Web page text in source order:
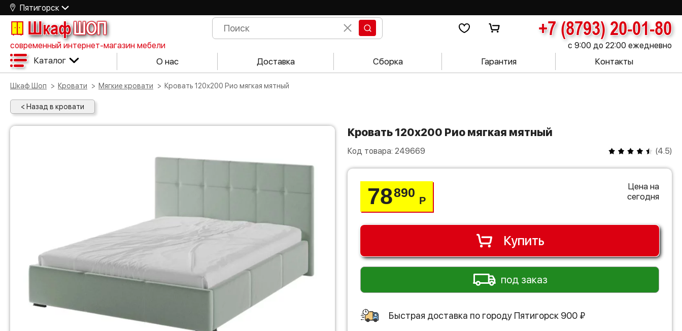
Пятигорск
ШкафШОП +7 (8793) 20-01-80
современный интернет-магазин мебели с 9:00 до 22:00 ежедневно
Каталог О нас Доставка Сборка Гарантия Контакты
Шкаф Шоп Кровати Мягкие кровати Кровать 120х200 Рио мягкая мятный
< Назад в кровати
Кровать 120х200 Рио мягкая мятный
Код товара: 249669 (4.5)
78890
Р
Цена на
сегодня
Купить
под заказ
Быстрая доставка по городу Пятигорск 900 ₽